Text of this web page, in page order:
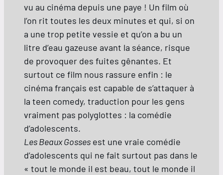
vu au cinéma depuis une paye ! Un film où
l’on rit toutes les deux minutes et qui, si on
a une trop petite vessie et qu’on a bu un
litre d’eau gazeuse avant la séance, risque
de provoquer des fuites gênantes. Et
surtout ce film nous rassure enfin : le
cinéma français est capable de s’attaquer à
la teen comedy, traduction pour les gens
vraiment pas polyglottes : la comédie
d’adolescents.
Les Beaux Gosses est une vraie comédie
d’adolescents qui ne fait surtout pas dans le
« tout le monde il est beau, tout le monde il